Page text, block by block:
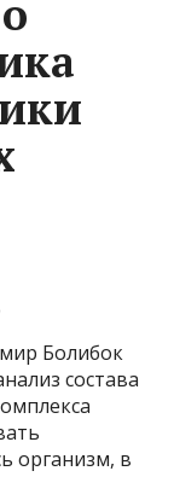
Болибок
состава
организм, в